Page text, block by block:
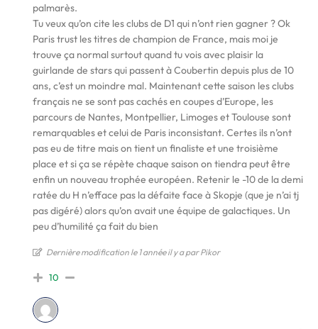
palmarès.
Tu veux qu’on cite les clubs de D1 qui n’ont rien gagner ? Ok
Paris trust les titres de champion de France, mais moi je
trouve ça normal surtout quand tu vois avec plaisir la
guirlande de stars qui passent à Coubertin depuis plus de 10
ans, c’est un moindre mal. Maintenant cette saison les clubs
français ne se sont pas cachés en coupes d’Europe, les
parcours de Nantes, Montpellier, Limoges et Toulouse sont
remarquables et celui de Paris inconsistant. Certes ils n’ont
pas eu de titre mais on tient un finaliste et une troisième
place et si ça se répète chaque saison on tiendra peut être
enfin un nouveau trophée européen. Retenir le -10 de la demi
ratée du H n’efface pas la défaite face à Skopje (que je n’ai tj
pas digéré) alors qu’on avait une équipe de galactiques. Un
peu d’humilité ça fait du bien
Dernière modification le 1 année il y a par Pikor
10